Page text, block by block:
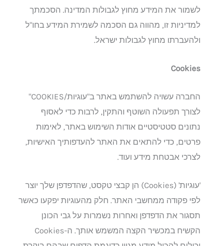
לשמור את המידע מחוץ לגבולות המדינה. הסכמתך
למדיניות זו, מהווה גם הסכמה לשמירת המידע בחו"ל
ולהעברתו מחוץ לגבולות ישראל.
Cookies
החברה עשויה להשתמש באתר ב"עוגיות/COOKIES"
לצורך תפעולה השוטף והתקין, לרבות כדי לאסוף
נתונים סטטיסטיים אודות השימוש באתר, לאימות
פרטים, כדי להתאים את האתר להעדפותיך האישיות,
לצרכי אבטחת מידע ועוד.
'עוגיות' (Cookies) הן קבצי טקסט, שהדפדפן שלך יוצר
לפי פקודה ממחשבי האתר. חלק מהעוגיות יפקעו כאשר
תסגור את הדפדפן ואחרות נשמרות על גבי הכונן
הקשיח במכשיר הקצה המשמש אותך. ה-Cookies